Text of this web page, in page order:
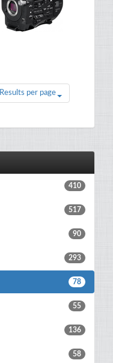
Results per page
410
517
90
293
78
55
136
58